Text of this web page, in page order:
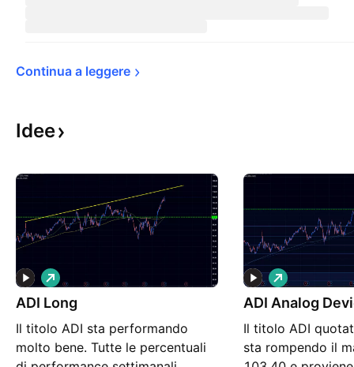
Continua a leggere
Idee
ADI Long
Il titolo ADI sta performando
molto bene. Tutte le percentuali
L
o
n
ADI Analog
Il titolo ADI
sta rompendo il
L
o
n